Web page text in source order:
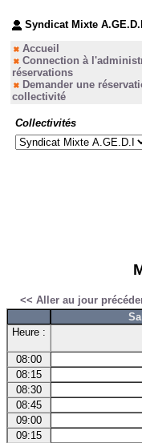
Syndicat Mixte A.GE.D.I
Accueil
Connection à
réservations
Demander une
collectivité
Collectivités
<< Aller au jour
Heure :
08:00
08:15
08:30
08:45
09:00
09:15